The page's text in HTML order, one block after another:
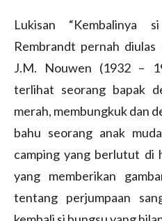
Lukisan “Kembalinya
Rembrandt pernah
J.M. Nouwen (1932 –
terlihat seorang bapak
merah, membungkuk dan
bahu seorang anak
camping yang berlutut di
yang memberikan
tentang perjumpaan